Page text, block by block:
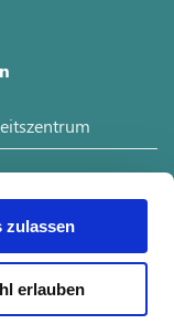
zulassen
erlauben